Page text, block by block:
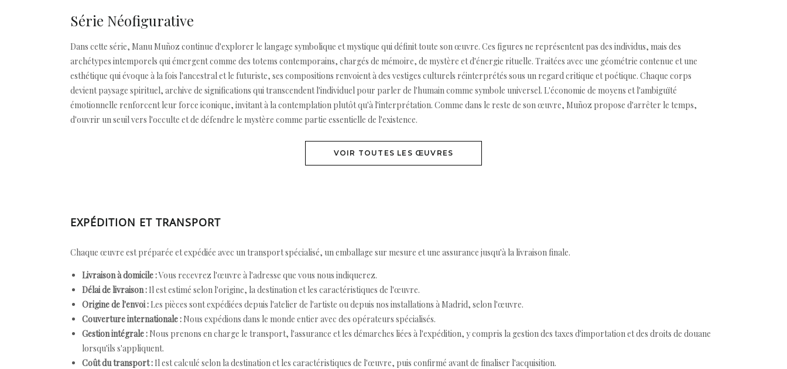
Série Néofigurative
Dans cette série, Manu Muñoz continue d'explorer le langage symbolique et mystique qui définit toute son œuvre. Ces figures ne représentent pas des individus, mais des
archétypes intemporels qui émergent comme des totems contemporains, chargés de mémoire, de mystère et d'énergie rituelle. Traitées avec une géométrie contenue et une
esthétique qui évoque à la fois l'ancestral et le futuriste, ses compositions renvoient à des vestiges culturels réinterprétés sous un regard critique et poétique. Chaque corps
devient paysage spirituel, archive de significations qui transcendent l'individuel pour parler de l'humain comme symbole universel. L'économie de moyens et l'ambiguïté
émotionnelle renforcent leur force iconique, invitant à la contemplation plutôt qu'à l'interprétation. Comme dans le reste de son œuvre, Muñoz propose d'arrêter le temps,
d'ouvrir un seuil vers l'occulte et de défendre le mystère comme partie essentielle de l'existence.
VOIR TOUTES LES ŒUVRES
EXPÉDITION ET TRANSPORT
Chaque œuvre est préparée et expédiée avec un transport spécialisé, un emballage sur mesure et une assurance jusqu'à la livraison finale.
Livraison à domicile :Vous recevrez l'œuvre à l'adresse que vous nous indiquerez.
Délai de livraison : Il est estimé selon l'origine, la destination et les caractéristiques de l'œuvre.
Origine de l'envoi : Les pièces sont expédiées depuis l'atelier de l'artiste ou depuis nos installations à Madrid, selon l'œuvre.
Couverture internationale : Nous expédions dans le monde entier avec des opérateurs spécialisés.
Gestion intégrale : Nous prenons en charge le transport, l'assurance et les démarches liées à l'expédition, y compris la gestion des taxes d'importation et des droits de douane
lorsqu'ils s'appliquent.
Coût du transport : Il est calculé selon la destination et les caractéristiques de l'œuvre, puis confirmé avant de finaliser l'acquisition.